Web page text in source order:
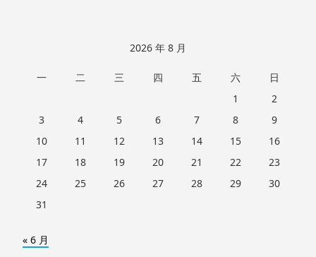
2026 年 8 月
一 二 三 四 五 六
日
1
2
3
4 5 6 7 8
9
10
11 12 13 14 15
16
17
18 19 20 21 22
23
24
25 26 27 28 29
30
31
« 6 月